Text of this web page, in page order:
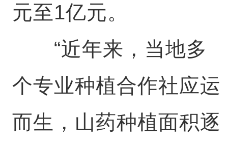
元至1亿元。
“近年来，当地多
个专业种植合作社应运
而生，山药种植面积逐